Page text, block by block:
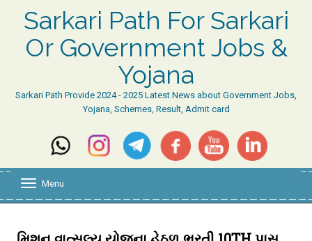
Sarkari Path For Sarkari
Or Government Jobs &
Yojana
Sarkari Path Provide 2024 - 2025 Latest News about Government Jobs,
Yojana, Schemes, Result, Admit card
l
Menu